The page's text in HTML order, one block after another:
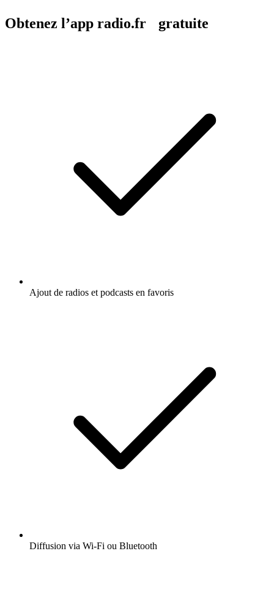
Obtenez l’app radio.fr gratuite
Ajout de radios et podcasts en favoris
Diffusion via Wi-Fi ou Bluetooth